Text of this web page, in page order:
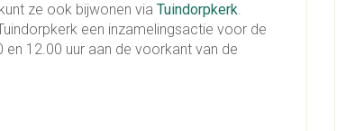
ze ook bijwonen via Tuindorpkerk.
een inzamelingsactie voor de
12.00 uur aan de voorkant van de